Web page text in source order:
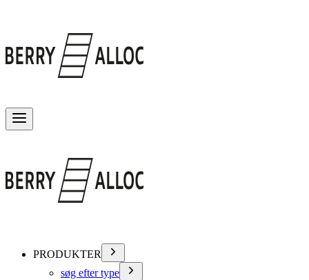
PRODUKTER
søg efter type